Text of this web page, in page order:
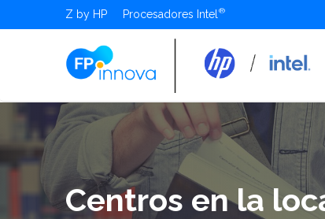
Z by HP Procesadores Intel
Centros en la